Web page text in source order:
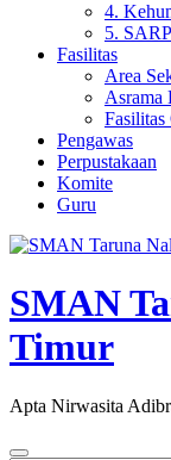
4.
5.
Fasilitas
Area
Asrama
Fasilitas
Pengawas
Perpustakaan
Komite
Guru
SMAN
Timur
Apta Nirwasita